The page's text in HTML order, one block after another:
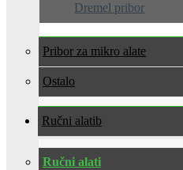
Dremel pribor
Pribor za mikro alate
Ostalo
Ručni alati
Ručni alati